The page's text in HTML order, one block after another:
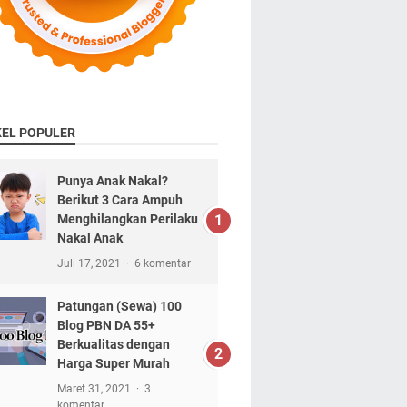
POPULER
Punya Anak Nakal?
Berikut 3 Cara Ampuh
Menghilangkan Perilaku
Nakal Anak
Juli 17, 2021 6 komentar
Patungan (Sewa) 100
Blog PBN DA 55+
Berkualitas dengan
Harga Super Murah
Maret 31, 2021
3